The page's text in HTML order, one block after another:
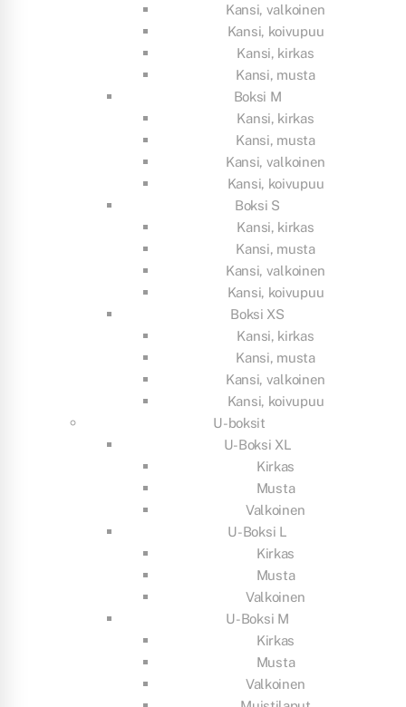
Kansi, valkoinen
Kansi, koivupuu
Kansi, kirkas
Kansi, musta
Boksi M
Kansi, kirkas
Kansi, musta
Kansi, valkoinen
Kansi, koivupuu
Boksi S
Kansi, kirkas
Kansi, musta
Kansi, valkoinen
Kansi, koivupuu
Boksi XS
Kansi, kirkas
Kansi, musta
Kansi, valkoinen
Kansi, koivupuu
U-boksit
U-Boksi XL
Kirkas
Musta
Valkoinen
U-Boksi L
Kirkas
Musta
Valkoinen
U-Boksi M
Kirkas
Musta
Valkoinen